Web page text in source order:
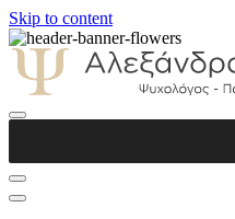
Skip to content
Παιδοψυχολόγος